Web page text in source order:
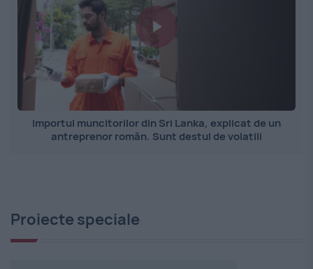
Importul muncitorilor din Sri Lanka, explicat de un
antreprenor român. Sunt destul de volatili
Proiecte speciale